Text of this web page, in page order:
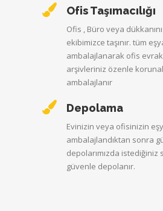
Ofis Taşımacılığı
Ofis , Büro veya
ekibimizce taşınır. tüm
ambalajlanarak ofis
arşivleriniz özenle
ambalajlanır
Depolama
Evinizin veya ofisinizin
ambalajlandıktan sonra
depolarımızda istediğiniz
güvenle depolanır.